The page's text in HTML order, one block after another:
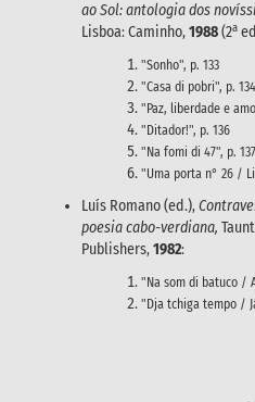
ao Sol: antologia dos
Lisboa: Caminho,1988(2a
"Sonho", p. 133
"Casa di pobri", p. 134
"Paz, liberdade e
"Ditador!", p. 136
"Na fomi di 47", p.
"Uma porta n° 26 /
Luís Romano (ed.),
poesia cabo-verdiana,
Publishers,1982:
"Na som di batuco /
"Dja tchiga tempo /